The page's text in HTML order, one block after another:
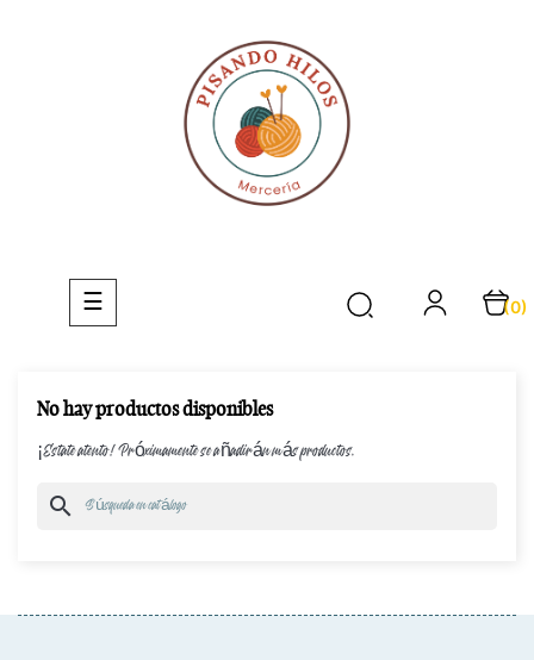
Navegación
de
☰ (0)
No hay productos disponibles
¡Estate atento! Próximamente se añadirán más productos.
search